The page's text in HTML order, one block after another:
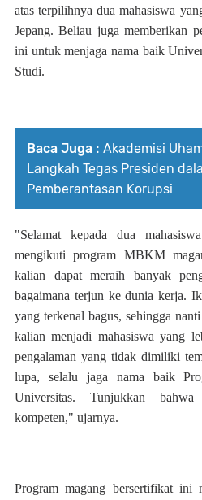
atas terpilihnya dua mahasiswa
Jepang. Beliau juga memberikan
ini untuk menjaga nama baik
Studi.
Baca Juga : Akademisi
Langkah Tegas Presiden
Pemberantasan Korupsi
"Selamat kepada dua
mengikuti program MBKM
kalian dapat meraih banyak
bagaimana terjun ke dunia kerja.
yang terkenal bagus, sehingga
kalian menjadi mahasiswa yang
pengalaman yang tidak dimiliki
lupa, selalu jaga nama baik
Universitas. Tunjukkan
kompeten," ujarnya.
Program magang bersertifikat ini